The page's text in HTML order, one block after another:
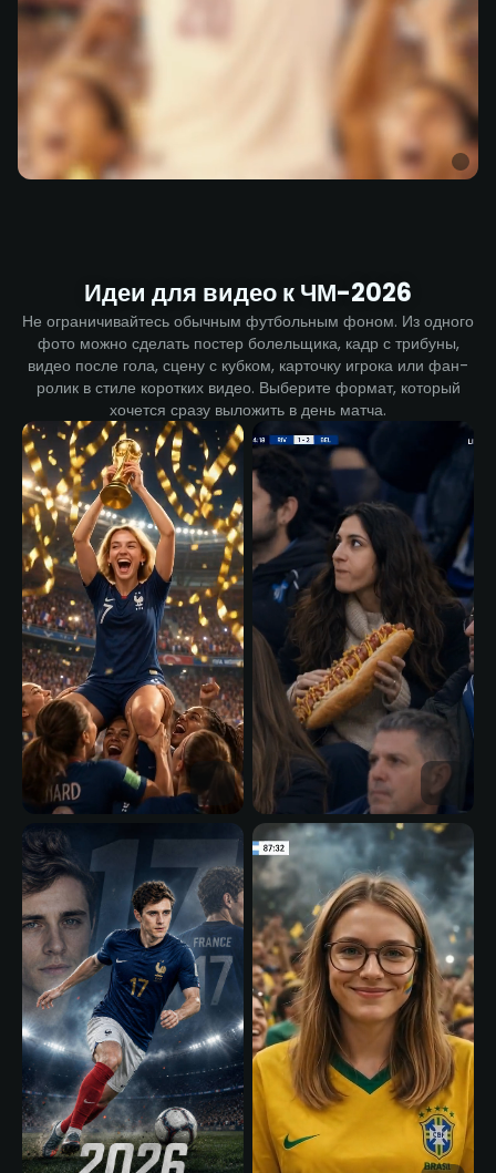
Идеи для видео к ЧМ-2026
Не ограничивайтесь обычным футбольным фоном. Из одного
фото можно сделать постер болельщика, кадр с трибуны,
видео после гола, сцену с кубком, карточку игрока или фан-
ролик в стиле коротких видео. Выберите формат, который
хочется сразу выложить в день матча.